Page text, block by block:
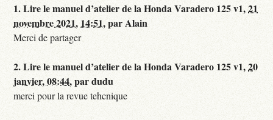
1.Lire le manuel d’atelier de la Honda Varadero 125 v1,21
novembre 2021, 14:51,parAlain
Merci de partager
2.Lire le manuel d’atelier de la Honda Varadero 125 v1,20
janvier, 08:44,pardudu
merci pour la revue tehcnique